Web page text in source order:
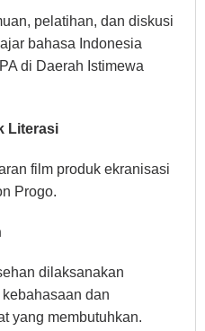
pelatihan, dan diskusi
bahasa Indonesia
di Daerah Istimewa
Literasi
film produk ekranisasi
Progo.
dilaksanakan
dan
yang membutuhkan.